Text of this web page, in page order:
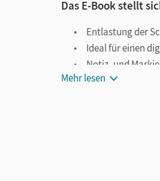
Das E-Book stellt
Entlastung der
Ideal für einen
Notiz- und
Jederzeit
Mehr lesen